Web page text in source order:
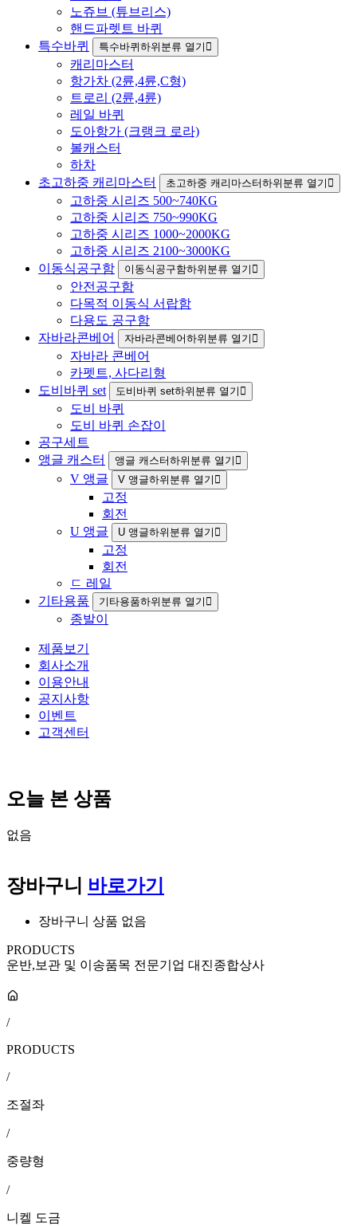
노쥬브 (튜브리스)
핸드파렛트 바퀴
특수바퀴
특수바퀴하위분류 열기
캐리마스터
항가차 (2륜,4륜,C형)
트로리 (2륜,4륜)
레일 바퀴
도아항가 (크랭크 로라)
볼캐스터
하차
초고하중 캐리마스터
초고하중 캐리마스터하위분류 열기
고하중 시리즈 500~740KG
고하중 시리즈 750~990KG
고하중 시리즈 1000~2000KG
고하중 시리즈 2100~3000KG
이동식공구함
이동식공구함하위분류 열기
안전공구함
다목적 이동식 서랍함
다용도 공구함
자바라콘베어
자바라콘베어하위분류 열기
자바라 콘베어
카펫트, 사다리형
도비바퀴 set
도비바퀴 set하위분류 열기
도비 바퀴
도비 바퀴 손잡이
공구세트
앵글 캐스터
앵글 캐스터하위분류 열기
V 앵글 V 앵글하위분류 열기
고정
회전
U 앵글
U 앵글하위분류 열기
고정
회전
ㄷ 레일
기타용품
기타용품하위분류 열기
종발이
제품보기
회사소개
이용안내
공지사항
이벤트
고객센터
오늘 본 상품
없음
장바구니 바로가기
장바구니 상품 없음
PRODUCTS
운반,보관 및 이송품목 전문기업 대진종합상사
/
PRODUCTS
/
조절좌
/
중량형
/
니켈 도금